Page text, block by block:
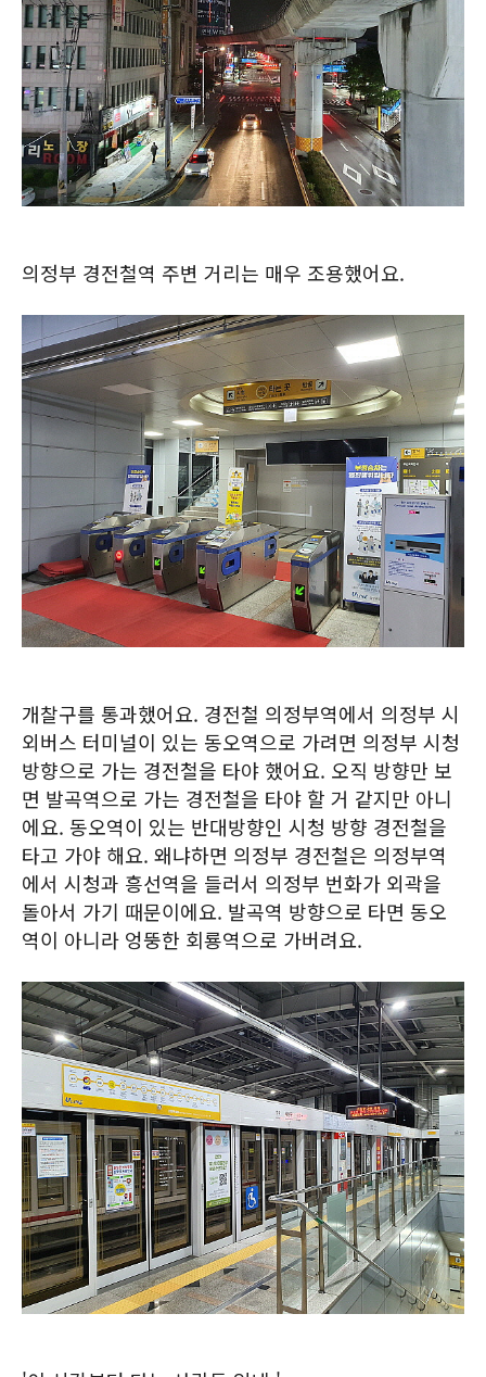
의정부 경전철역 주변 거리는 매우 조용했어요.
개찰구를 통과했어요. 경전철 의정부역에서 의정부 시
외버스 터미널이 있는 동오역으로 가려면 의정부 시청
방향으로 가는 경전철을 타야 했어요. 오직 방향만 보
면 발곡역으로 가는 경전철을 타야 할 거 같지만 아니
에요. 동오역이 있는 반대방향인 시청 방향 경전철을
타고 가야 해요. 왜냐하면 의정부 경전철은 의정부역
에서 시청과 흥선역을 들러서 의정부 번화가 외곽을
돌아서 가기 때문이에요. 발곡역 방향으로 타면 동오
역이 아니라 엉뚱한 회룡역으로 가버려요.